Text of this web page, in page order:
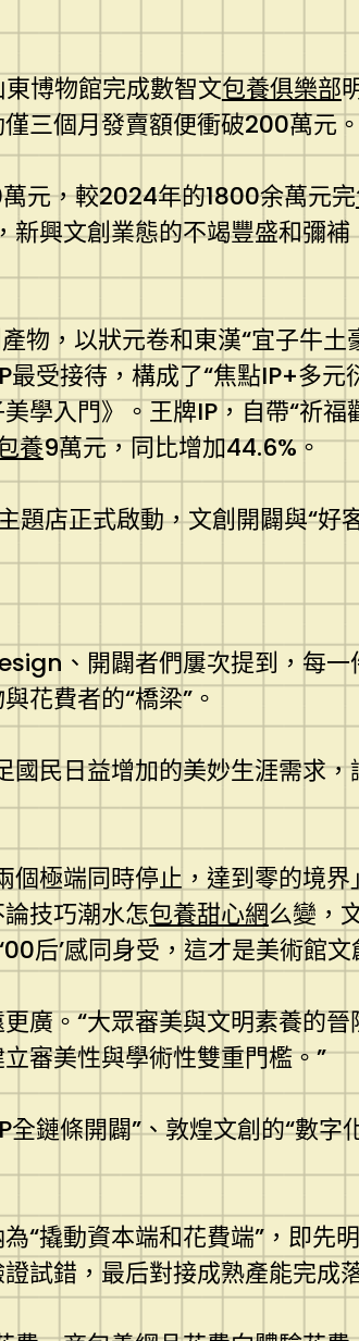
博物館完成數智文包養俱樂部
三個月發賣額便衝破200萬元
元，較2024年的1800余萬元完
興文創業態的不竭豐盛和彌
物，以狀元卷和東漢“宜子牛
受接待，構成了“焦點IP+多
學入門》。王牌IP，自帶“祈
養9萬元，同比增加44.6%。
題店正式啟動，文創開闢與“
、開闢者們屢次提到，每一
花費者的“橋梁”。
國民日益增加的美妙生涯需求
極端同時停止，達到零的境
技巧潮水怎包養甜心網么變，
后’感同身受，這才是美術館
廣。“大眾審美與文明素養的
審美性與學術性雙重門檻。”
鏈條開闢”、敦煌文創的“數字
“撬動資本端和花費端”，即先
試錯，最后對接成熟產能完成